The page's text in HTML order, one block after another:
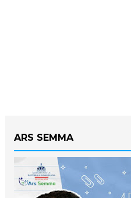
ARS SEMMA